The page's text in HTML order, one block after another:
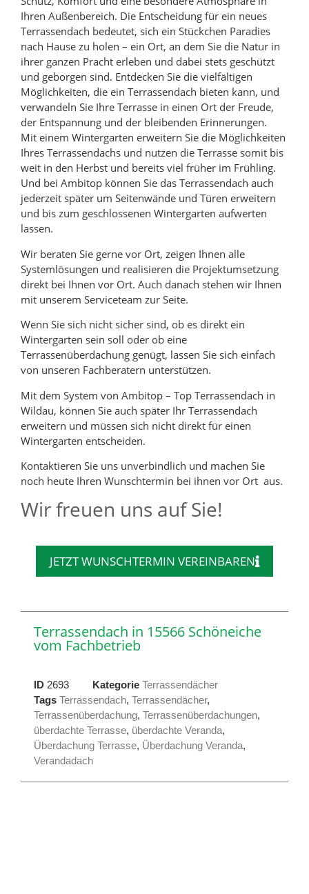
Ihren Außenbereich. Die Entscheidung für ein neues
Terrassendach bedeutet, sich ein Stückchen Paradies
nach Hause zu holen – ein Ort, an dem Sie die Natur in
ihrer ganzen Pracht erleben und dabei stets geschützt
und geborgen sind. Entdecken Sie die vielfältigen
Möglichkeiten, die ein Terrassendach bieten kann, und
verwandeln Sie Ihre Terrasse in einen Ort der Freude,
der Entspannung und der bleibenden Erinnerungen.
Mit einem Wintergarten erweitern Sie die Möglichkeiten
Ihres Terrassendachs und nutzen die Terrasse somit bis
weit in den Herbst und bereits viel früher im Frühling.
Und bei Ambitop können Sie das Terrassendach auch
jederzeit später um Seitenwände und Türen erweitern
und bis zum geschlossenen Wintergarten aufwerten
lassen.
Wir beraten Sie gerne vor Ort, zeigen Ihnen alle
Systemlösungen und realisieren die Projektumsetzung
direkt bei Ihnen vor Ort. Auch danach stehen wir Ihnen
mit unserem Serviceteam zur Seite.
Wenn Sie sich nicht sicher sind, ob es direkt ein
Wintergarten sein soll oder ob eine
Terrassenüberdachung genügt, lassen Sie sich einfach
von unseren Fachberatern unterstützen.
Mit dem System von Ambitop – Top Terrassendach in
Wildau, können Sie auch später Ihr Terrassendach
erweitern und müssen sich nicht direkt für einen
Wintergarten entscheiden.
Kontaktieren Sie uns unverbindlich und machen Sie
noch heute Ihren Wunschtermin bei ihnen vor Ort aus.
Wir freuen uns auf Sie!
JETZT WUNSCHTERMIN VEREINBAREN
Terrassendach in 15566 Schöneiche
vom Fachbetrieb
ID 2693 Kategorie Terrassendächer
Tags Terrassendach, Terrassendächer,
Terrassenüberdachung, Terrassenüberdachungen,
überdachte Terrasse, überdachte Veranda,
Überdachung Terrasse, Überdachung Veranda,
Verandadach